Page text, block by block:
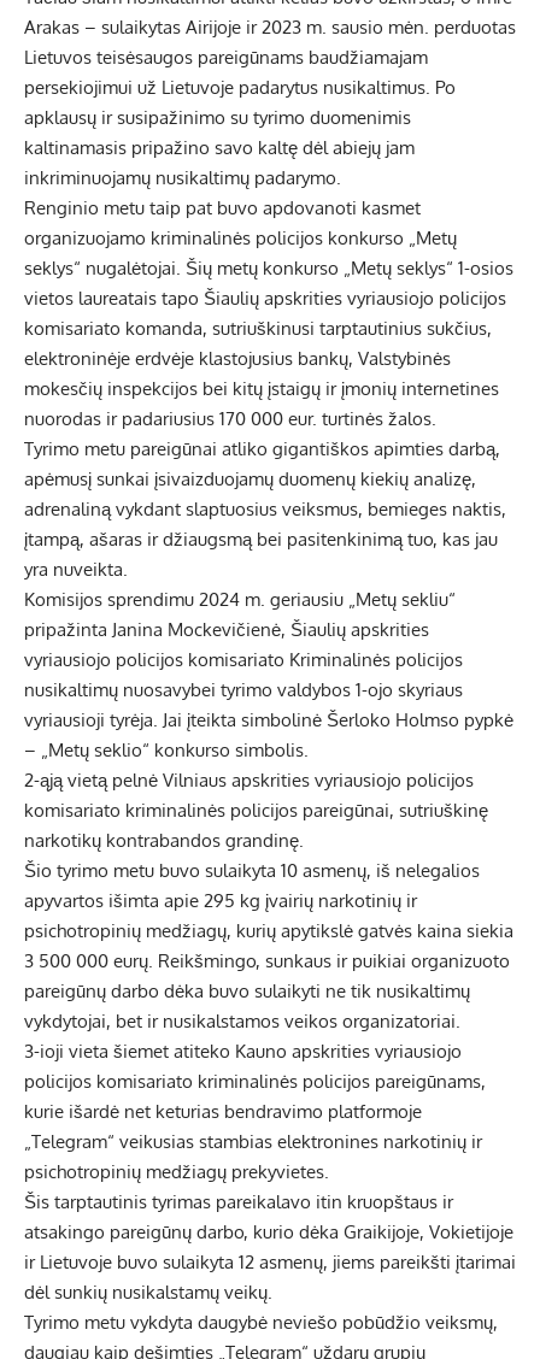
Arakas – sulaikytas Airijoje ir 2023 m. sausio mėn. perduotas
Lietuvos teisėsaugos pareigūnams baudžiamajam
persekiojimui už Lietuvoje padarytus nusikaltimus. Po
apklausų ir susipažinimo su tyrimo duomenimis
kaltinamasis pripažino savo kaltę dėl abiejų jam
inkriminuojamų nusikaltimų padarymo.
Renginio metu taip pat buvo apdovanoti kasmet
organizuojamo kriminalinės policijos konkurso „Metų
seklys“ nugalėtojai. Šių metų konkurso „Metų seklys“ 1-osios
vietos laureatais tapo Šiaulių apskrities vyriausiojo policijos
komisariato komanda, sutriuškinusi tarptautinius sukčius,
elektroninėje erdvėje klastojusius bankų, Valstybinės
mokesčių inspekcijos bei kitų įstaigų ir įmonių internetines
nuorodas ir padariusius 170 000 eur. turtinės žalos.
Tyrimo metu pareigūnai atliko gigantiškos apimties darbą,
apėmusį sunkai įsivaizduojamų duomenų kiekių analizę,
adrenaliną vykdant slaptuosius veiksmus, bemieges naktis,
įtampą, ašaras ir džiaugsmą bei pasitenkinimą tuo, kas jau
yra nuveikta.
Komisijos sprendimu 2024 m. geriausiu „Metų sekliu“
pripažinta Janina Mockevičienė, Šiaulių apskrities
vyriausiojo policijos komisariato Kriminalinės policijos
nusikaltimų nuosavybei tyrimo valdybos 1-ojo skyriaus
vyriausioji tyrėja. Jai įteikta simbolinė Šerloko Holmso pypkė
– „Metų seklio“ konkurso simbolis.
2-ąją vietą pelnė Vilniaus apskrities vyriausiojo policijos
komisariato kriminalinės policijos pareigūnai, sutriuškinę
narkotikų kontrabandos grandinę.
Šio tyrimo metu buvo sulaikyta 10 asmenų, iš nelegalios
apyvartos išimta apie 295 kg įvairių narkotinių ir
psichotropinių medžiagų, kurių apytikslė gatvės kaina siekia
3 500 000 eurų. Reikšmingo, sunkaus ir puikiai organizuoto
pareigūnų darbo dėka buvo sulaikyti ne tik nusikaltimų
vykdytojai, bet ir nusikalstamos veikos organizatoriai.
3-ioji vieta šiemet atiteko Kauno apskrities vyriausiojo
policijos komisariato kriminalinės policijos pareigūnams,
kurie išardė net keturias bendravimo platformoje
„Telegram“ veikusias stambias elektronines narkotinių ir
psichotropinių medžiagų prekyvietes.
Šis tarptautinis tyrimas pareikalavo itin kruopštaus ir
atsakingo pareigūnų darbo, kurio dėka Graikijoje, Vokietijoje
ir Lietuvoje buvo sulaikyta 12 asmenų, jiems pareikšti įtarimai
dėl sunkių nusikalstamų veikų.
Tyrimo metu vykdyta daugybė neviešo pobūdžio veiksmų,
daugiau kaip dešimties „Telegram“ uždarų grupių